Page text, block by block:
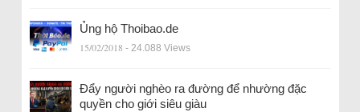
Ủng hộ Thoibao.de
15/02/2018 - 24.088 Views
Đẩy người nghèo ra đường để nhường đặc
quyền cho giới siêu giàu